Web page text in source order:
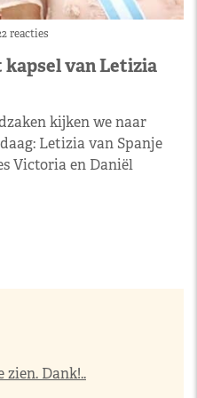
reacties
van Letizia
kijken we naar
Letizia van Spanje
Victoria en Daniël
zien. Dank!..